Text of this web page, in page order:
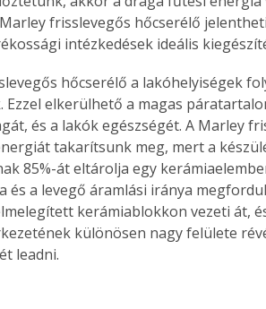
frisslevegős hőcserélő
intézkedések ideális
hőcserélő a lakóhelyiségek
Ezzel elkerülhető a magas
és a lakók egészségét. A Marley
takarítsunk meg, mert a
85%-át eltárolja egy
és a levegő áramlási iránya
kerámiablokkon vezeti át,
különösen nagy felülete
leadni.